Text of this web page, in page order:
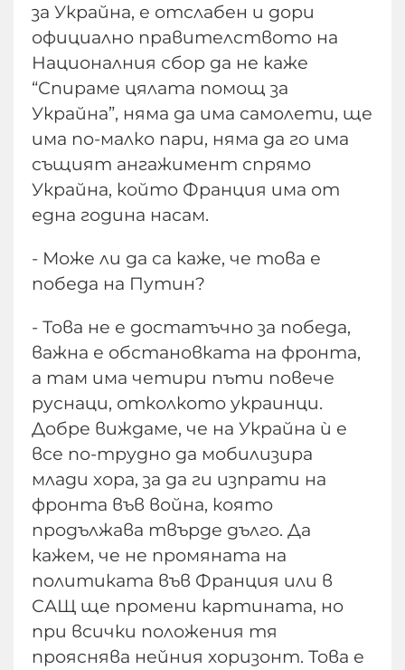
за Украйна, е отслабен и дори
официално правителството на
Националния сбор да не каже
“Спираме цялата помощ за
Украйна”, няма да има самолети, ще
има по-малко пари, няма да го има
същият ангажимент спрямо
Украйна, който Франция има от
една година насам.
- Може ли да са каже, че това е
победа на Путин?
- Това не е достатъчно за победа,
важна е обстановката на фронта,
а там има четири пъти повече
руснаци, отколкото украинци.
Добре виждаме, че на Украйна ѝ е
все по-трудно да мобилизира
млади хора, за да ги изпрати на
фронта във война, която
продължава твърде дълго. Да
кажем, че не промяната на
политиката във Франция или в
САЩ ще промени картината, но
при всички положения тя
прояснява нейния хоризонт. Това е